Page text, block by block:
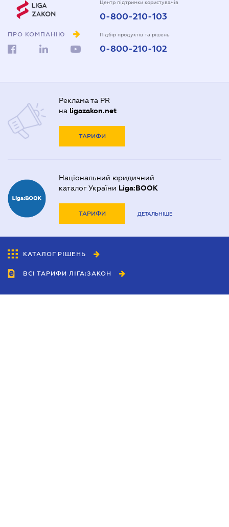
ПРО КОМПАНІЮ
Центр підтримки користувачів
0-800-210-103
Підбір продуктів та рішень
0-800-210-102
Реклама та PR
на ligazakon.net
ТАРИФИ
Національний юридичний
каталог України Liga:BOOK
ТАРИФИ ДЕТАЛЬНІШЕ
КАТАЛОГ РІШЕНЬ
ВСІ ТАРИФИ ЛІГА:ЗАКОН